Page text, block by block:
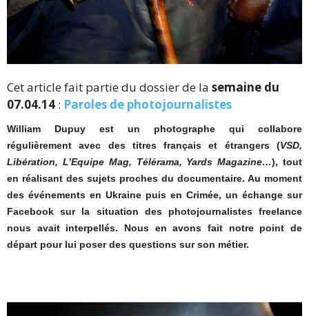
Cet article fait partie du dossier de la semaine du
07.04.14 : Paroles de photojournalistes
William Dupuy est un photographe qui collabore
régulièrement avec des titres français et étrangers (VSD,
Libération, L’Equipe Mag, Télérama, Yards Magazine…), tout
en réalisant des sujets proches du documentaire. Au moment
des événements en Ukraine puis en Crimée, un échange sur
Facebook sur la situation des photojournalistes freelance
nous avait interpellés. Nous en avons fait notre point de
départ pour lui poser des questions sur son métier.